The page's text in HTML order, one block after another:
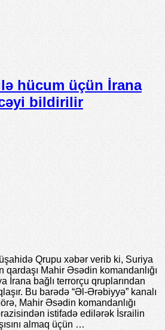
hücum üçün İrana
bildirilir
Qrupu xəbər verib ki, Suriya
Mahir Əsədin komandanlığı
İrana bağlı terrorçu qruplarından
Bu barədə “Əl-Ərəbiyyə” kanalı
Mahir Əsədin komandanlığı
istifadə edilərək İsrailin
almaq üçün …